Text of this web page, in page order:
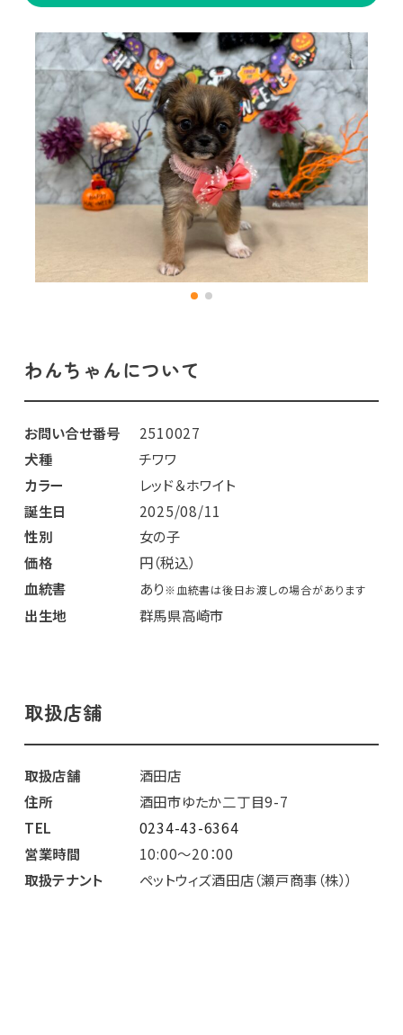
わんちゃんについて
お問い合せ番号
2510027
犬種
チワワ
カラー
レッド＆ホワイト
誕生日
2025/08/11
性別
女の子
価格
円（税込）
血統書
あり※血統書は後日お渡しの場合があります
出生地 群馬県高崎市
取扱店舗
取扱店舗
酒田店
住所
酒田市ゆたか二丁目9-7
TEL
0234-43-6364
営業時間
10:00～20：00
取扱テナント
ペットウィズ酒田店（瀬戸商事（株））